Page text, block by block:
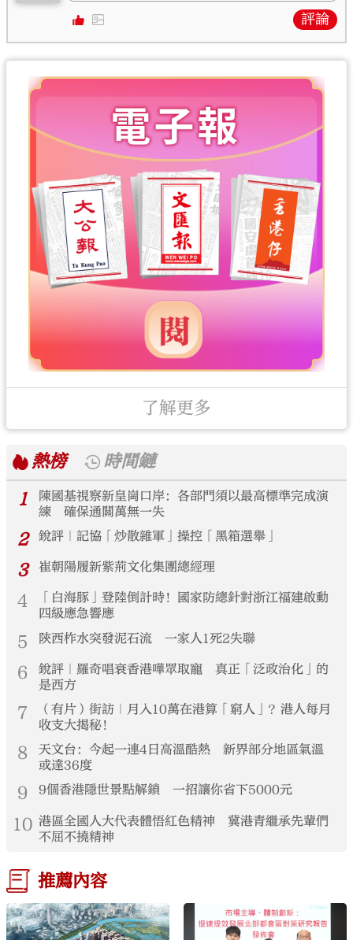
評論
了解更多
熱榜
時間鏈
1
陳國基視察新皇崗口岸：各部門須以最高標準完成演
練 確保通關萬無一失
2 銳評｜記協「炒散雜軍」操控「黑箱選舉」
3 崔朝陽履新紫荊文化集團總經理
4
「白海豚」登陸倒計時！國家防總針對浙江福建啟動
四級應急響應
5 陝西柞水突發泥石流 一家人1死2失聯
6
銳評｜羅奇唱衰香港嘩眾取寵 真正「泛政治化」的
是西方
7
（有片）街訪｜月入10萬在港算「窮人」？港人每月
收支大揭秘！
8
天文台：今起一連4日高溫酷熱 新界部分地區氣溫
或達36度
9 9個香港隱世景點解鎖 一招讓你省下5000元
10 港區全國人大代表體悟紅色精神 冀港青繼承先輩們
不屈不撓精神
推薦內容